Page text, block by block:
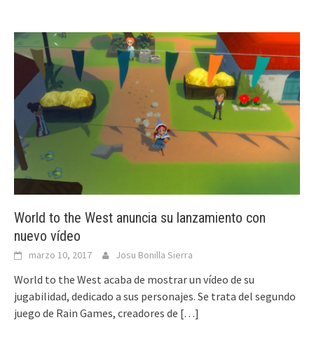
World to the West anuncia su lanzamiento con
nuevo vídeo
marzo 10, 2017 Josu Bonilla Sierra
World to the West acaba de mostrar un vídeo de su
jugabilidad, dedicado a sus personajes. Se trata del segundo
juego de Rain Games, creadores de […]